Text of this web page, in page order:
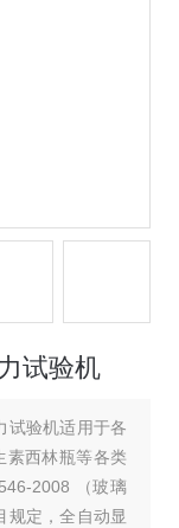
试验机
试验机适用于各
素西林瓶等各类
2008 （玻璃
规定，全自动显